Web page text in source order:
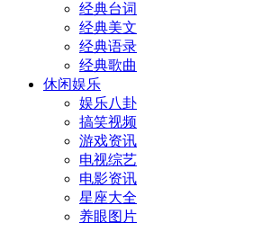
经典台词
经典美文
经典语录
经典歌曲
休闲娱乐
娱乐八卦
搞笑视频
游戏资讯
电视综艺
电影资讯
星座大全
养眼图片